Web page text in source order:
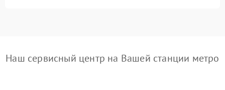
Наш сервисный центр на Вашей станции метро